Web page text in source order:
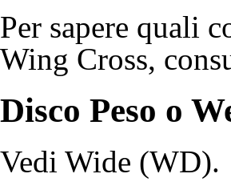
Per sapere quali
Wing Cross,
Disco Peso o
Vedi Wide (WD).